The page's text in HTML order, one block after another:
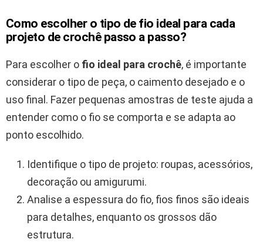
Como escolher o tipo de fio ideal para cada
projeto de crochê passo a passo?
Para escolher o fio ideal para crochê, é importante
considerar o tipo de peça, o caimento desejado e o
uso final. Fazer pequenas amostras de teste ajuda a
entender como o fio se comporta e se adapta ao
ponto escolhido.
Identifique o tipo de projeto: roupas, acessórios,
decoração ou amigurumi.
Analise a espessura do fio, fios finos são ideais
para detalhes, enquanto os grossos dão
estrutura.